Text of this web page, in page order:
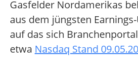
Gasfelder Nordamerikas
aus dem jüngsten
auf das sich
etwa Nasdaq Stand